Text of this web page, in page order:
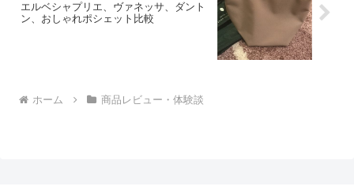
エルベシャプリエ、ヴァネッサ、ダント
ン、おしゃれポシェット比較
ホーム 商品レビュー・体験談